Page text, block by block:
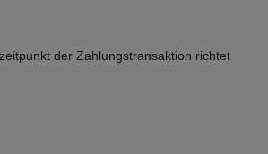
der Zahlungstransaktion richtet